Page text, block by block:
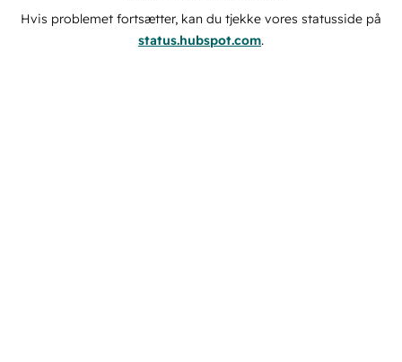
Hvis problemet fortsætter, kan du tjekke vores statusside på
status.hubspot.com.